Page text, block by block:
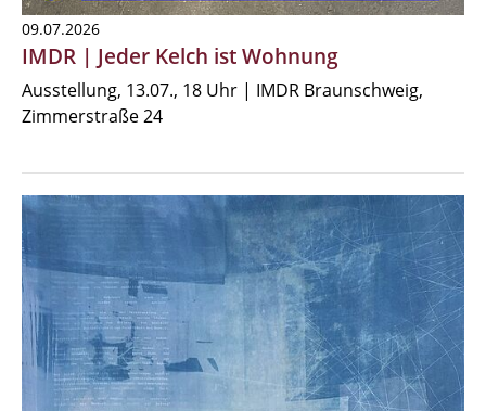
09.07.2026
IMDR | Jeder Kelch ist Wohnung
Ausstellung, 13.07., 18 Uhr | IMDR Braunschweig,
Zimmerstraße 24